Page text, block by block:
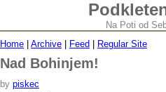
Na Poti od
Home
Archive Feed Regular Site
Nad Bohinjem!
by piskec